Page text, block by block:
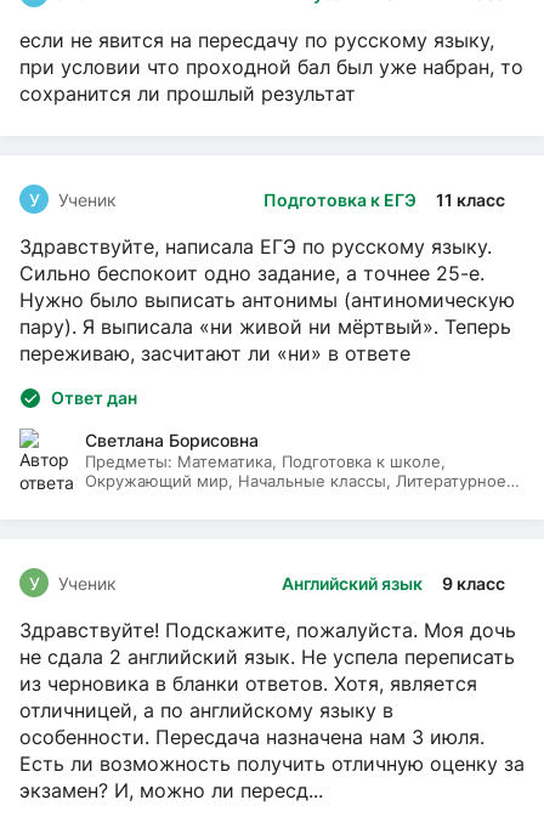
если не явится на пересдачу по русскому языку,
при условии что проходной бал был уже набран, то
сохранится ли прошлый результат
Подготовка к ЕГЭ 11 класс
У Ученик
Здравствуйте, написала ЕГЭ по русскому языку.
Сильно беспокоит одно задание, а точнее 25-е.
Нужно было выписать антонимы (антиномическую
пару). Я выписала «ни живой ни мёртвый». Теперь
переживаю, засчитают ли «ни» в ответе
Ответ дан
Светлана Борисовна
Предметы: Математика, Подготовка к школе,
Окружающий мир, Начальные классы, Литературное
Английский язык 9 класс
У Ученик
Здравствуйте! Подскажите, пожалуйста. Моя дочь
не сдала 2 английский язык. Не успела переписать
из черновика в бланки ответов. Хотя, является
отличницей, а по английскому языку в
особенности. Пересдача назначена нам 3 июля.
Есть ли возможность получить отличную оценку за
экзамен? И, можно ли пересд...